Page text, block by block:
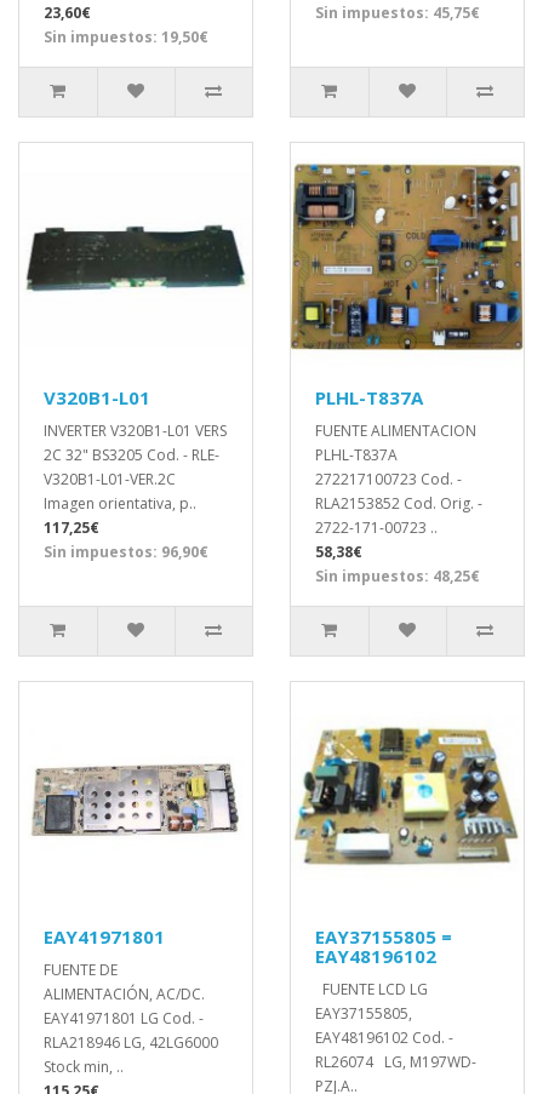
23,60€
Sin impuestos: 19,50€
Sin impuestos: 45,75€
V320B1-L01
INVERTER V320B1-L01 VERS
2C 32" BS3205 Cod. - RLE-
V320B1-L01-VER.2C
Imagen orientativa, p..
117,25€
Sin impuestos: 96,90€
PLHL-T837A
FUENTE ALIMENTACION
PLHL-T837A
272217100723 Cod. -
RLA2153852 Cod. Orig. -
2722-171-00723 ..
58,38€
Sin impuestos: 48,25€
EAY41971801
FUENTE DE
ALIMENTACIÓN, AC/DC.
EAY41971801 LG Cod. -
RLA218946 LG, 42LG6000
Stock min, ..
EAY37155805 =
EAY48196102
FUENTE LCD LG
EAY37155805,
EAY48196102 Cod. -
RL26074 LG, M197WD-
PZJ.A..